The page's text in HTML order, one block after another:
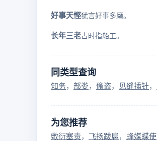
好事天悭犹言好事多磨。
长年三老古时指船工。
同类型查询
知务 部娄 偷盗 见缝插针
为您推荐
敷衍塞责 飞扬跋扈 蜂媒蝶使